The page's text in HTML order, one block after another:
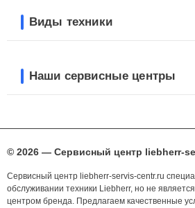
Виды техники
Наши сервисные центры
© 2026 — Сервисный центр liebherr-
Сервисный центр liebherr-servis-centr.ru
обслуживании техники Liebherr, но не
центром бренда. Предлагаем качественные